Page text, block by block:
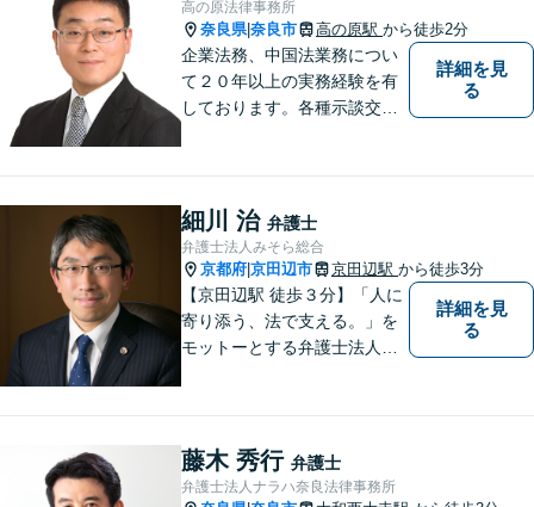
す。
高の原法律事務所
奈良県|奈良市 高の原駅 から徒歩2分
企業法務、中国法業務につい
て２０年以上の実務経験を有
しております。各種示談交
詳細を見
る
細川 治 弁護士
弁護士法人みそら総合
京都府 京田辺市 京田辺駅 から徒歩3分
【京田辺駅 徒歩３分】「人に
寄り添う、法で支える。」を
モットーとする弁護士法人で
詳細を見
る
藤木 秀行 弁護士
弁護士法人ナラハ奈良法律事務所